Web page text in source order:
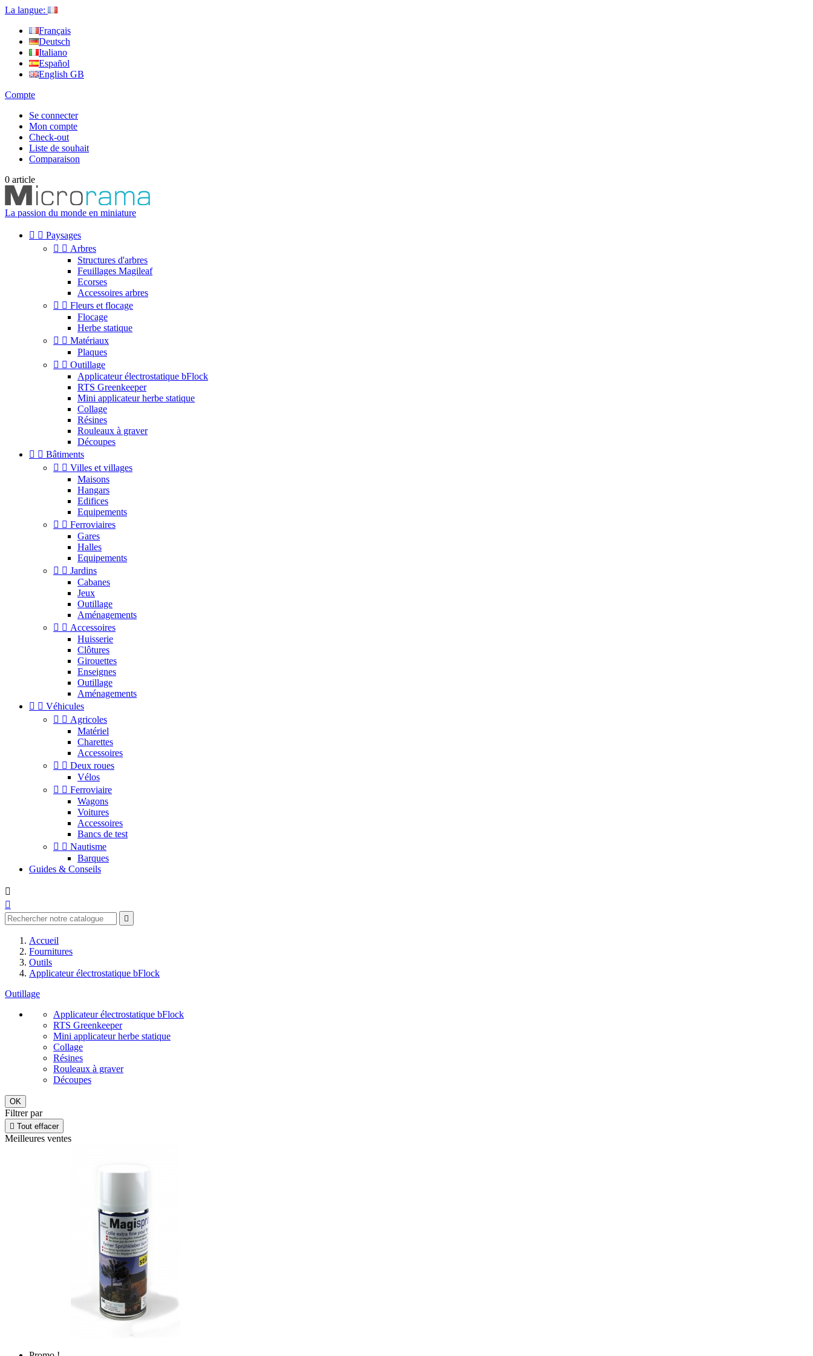
La langue:
Français
Deutsch
Italiano
Español
English GB
Compte
Se connecter
Mon compte
Check-out
Liste de souhait
Comparaison
0 article
La passion du monde en miniature
  Paysages
  Arbres
Structures d'arbres
Feuillages Magileaf
Ecorses
Accessoires arbres
  Fleurs et flocage
Flocage
Herbe statique
  Matériaux
Plaques
  Outillage
Applicateur électrostatique bFlock
RTS Greenkeeper
Mini applicateur herbe statique
Collage
Résines
Rouleaux à graver
Découpes
  Bâtiments
  Villes et villages
Maisons
Hangars
Edifices
Equipements
  Ferroviaires
Gares
Halles
Equipements
  Jardins
Cabanes
Jeux
Outillage
Aménagements
  Accessoires
Huisserie
Clôtures
Girouettes
Enseignes
Outillage
Aménagements
  Véhicules
  Agricoles
Matériel
Charettes
Accessoires
  Deux roues
Vélos
  Ferroviaire
Wagons
Voitures
Accessoires
Bancs de test
  Nautisme
Barques
Guides & Conseils



Accueil
Fournitures
Outils
Applicateur électrostatique bFlock
Outillage
Applicateur électrostatique bFlock
RTS Greenkeeper
Mini applicateur herbe statique
Collage
Résines
Rouleaux à graver
Découpes
OK
Filtrer par
 Tout effacer
Meilleures ventes